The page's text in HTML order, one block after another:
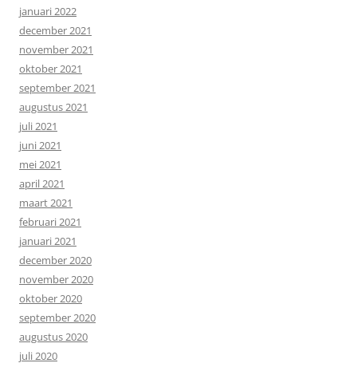
januari 2022
december 2021
november 2021
oktober 2021
september 2021
augustus 2021
juli 2021
juni 2021
mei 2021
april 2021
maart 2021
februari 2021
januari 2021
december 2020
november 2020
oktober 2020
september 2020
augustus 2020
juli 2020